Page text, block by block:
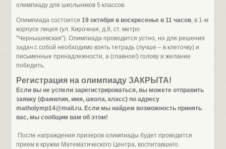
олимпиаду для школьников 5 классов.
Олимпиада состоится19 октября в воскресенье в 11 часов, в 1-м
корпусе лицея (ул. Кирочная, д.8, ст. метро
"Чернышевская"). Олимпиада проводится устно, но для решения
задач с собой необходимо взять тетрадь (лучше – в клеточку) и
письменные принадлежности, а (главное!) голову и желание
победить.
Регистрация на олимпиаду ЗАКРЫТА!
Если вы не успели зарегистрироваться, вы можете отправить
заявку (фамилия, имя, школа, класс) по адресу
matholymp14@mail.ru. Если мы найдем возможность принять
вас, мы сообщим вам об этом!
После награждения призеров олимпиады будет проводится
прием в кружки Математического Центра, воспитавшего